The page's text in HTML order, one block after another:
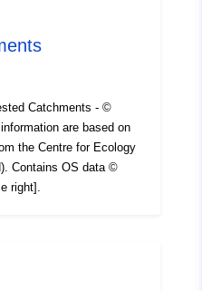
Catchments - ©
are based on
the Centre for Ecology
Contains OS data ©
right].